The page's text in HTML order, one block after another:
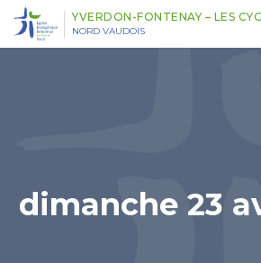
YVERDON-FONTENAY – LES
NORD VAUDOIS
dimanche 23
Panneau de gestion des cookies